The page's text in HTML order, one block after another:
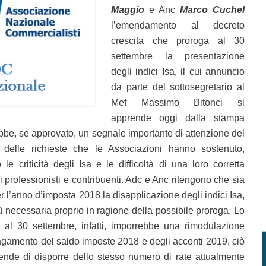
Maggio e Anc Marco Cuchel
l’emendamento al decreto
crescita che proroga al 30
settembre la presentazione
degli indici Isa, il cui annuncio
da parte del sottosegretario al
Mef Massimo Bitonci si
apprende oggi dalla stampa
se approvato, un segnale importante di attenzione del
richieste che le Associazioni hanno sostenuto,
le criticità degli Isa e le difficoltà di una loro corretta
e contribuenti. Adc e Anc ritengono che sia
l’anno d’imposta 2018 la disapplicazione degli indici Isa,
necessaria proprio in ragione della possibile proroga. Lo
al 30 settembre, infatti, imporrebbe una rimodulazione
del saldo imposte 2018 e degli acconti 2019, ciò
di disporre dello stesso numero di rate attualmente